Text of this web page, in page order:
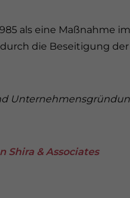
als eine Maßnahme
die Beseitigung der
Shira & Associates